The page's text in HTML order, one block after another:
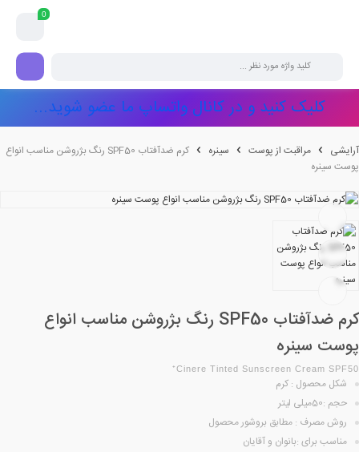
0
کلیک کنید و در کانال واتساپ ما عضو شوید...
آرایشی مراقبت از پوست سینره
کرم ضدآفتاب SPF50 رنگ بژروشن مناسب انواع
پوست سینره
کرم ضدآفتاب SPF50 رنگ بژروشن مناسب انواع
پوست سینره
Cinere Tinted Sunscreen Cream SPF50⁺
شکل محصول : کرم
حجم :50میلی لیتر
روش مصرف : مطابق بروشور محصول
مناسب برای :بانوان و آقایان